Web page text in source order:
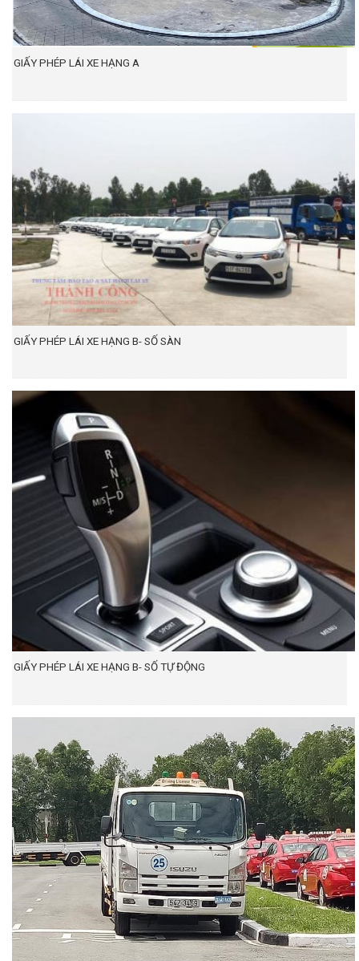
GIẤY PHÉP LÁI XE HẠNG A
GIẤY PHÉP LÁI XE HẠNG B- SỐ SÀN
GIẤY PHÉP LÁI XE HẠNG B- SỐ TỰ ĐỘNG